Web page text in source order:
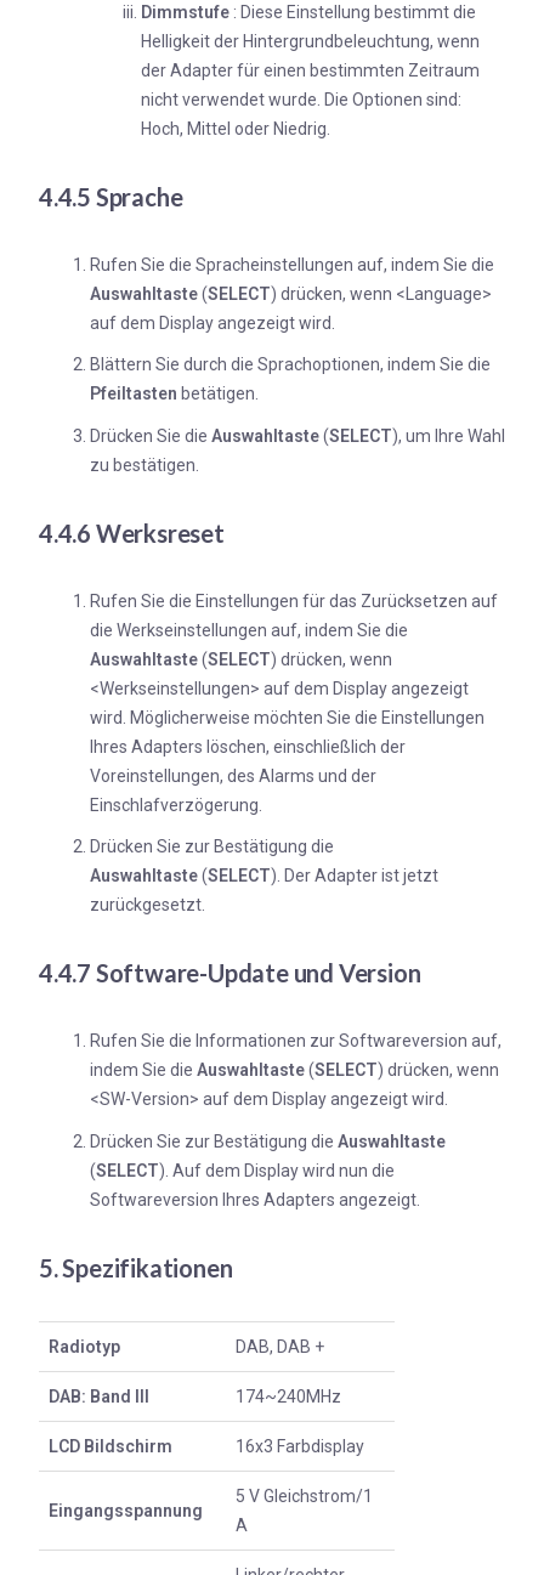
Dimmstufe : Diese Einstellung bestimmt die
Helligkeit der Hintergrundbeleuchtung, wenn
der Adapter für einen bestimmten Zeitraum
nicht verwendet wurde. Die Optionen sind:
Hoch, Mittel oder Niedrig.
4.4.5 Sprache
Rufen Sie die Spracheinstellungen auf, indem Sie die
Auswahltaste(SELECT) drücken, wenn <Language>
auf dem Display angezeigt wird.
Blättern Sie durch die Sprachoptionen, indem Sie die
Pfeiltasten betätigen.
Drücken Sie die Auswahltaste(SELECT), um Ihre Wahl
zu bestätigen.
4.4.6 Werksreset
Rufen Sie die Einstellungen für das Zurücksetzen auf
die Werkseinstellungen auf, indem Sie die
Auswahltaste(SELECT) drücken, wenn
<Werkseinstellungen> auf dem Display angezeigt
wird. Möglicherweise möchten Sie die Einstellungen
Ihres Adapters löschen, einschließlich der
Voreinstellungen, des Alarms und der
Einschlafverzögerung.
Drücken Sie zur Bestätigung die
Auswahltaste(SELECT). Der Adapter ist jetzt
zurückgesetzt.
4.4.7 Software-Update und Version
Rufen Sie die Informationen zur Softwareversion auf,
indem Sie die Auswahltaste(SELECT) drücken, wenn
<SW-Version> auf dem Display angezeigt wird.
Drücken Sie zur Bestätigung die Auswahltaste
(SELECT). Auf dem Display wird nun die
Softwareversion Ihres Adapters angezeigt.
5. Spezifikationen
Radiotyp DAB, DAB +
DAB: Band III 174~240MHz
LCD Bildschirm 16x3 Farbdisplay
Eingangsspannung
5 V Gleichstrom/1
A